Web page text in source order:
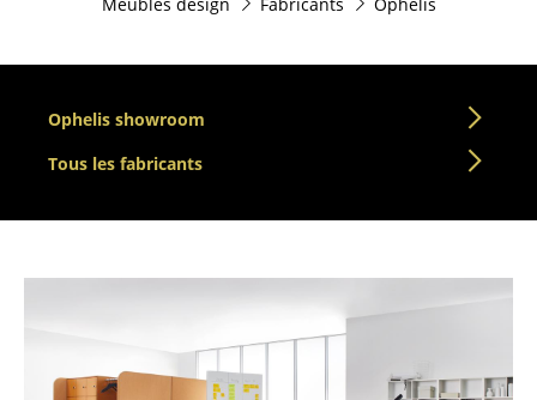
Bancs & Chaises longues
Poufs poires
Ophelis showroom
Tous les fabricants